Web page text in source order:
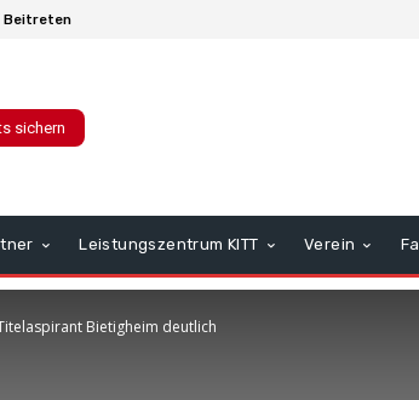
Beitreten
sichern
Leistungszentrum KITT Verein
Bietigheim deutlich